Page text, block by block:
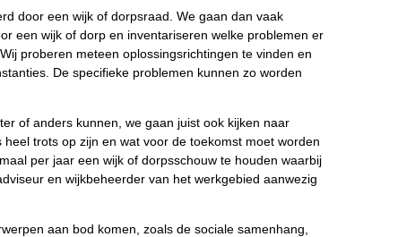
door een wijk of dorpsraad. We gaan dan vaak
een wijk of dorp en inventariseren welke problemen er
proberen meteen oplossingsrichtingen te vinden en
De specifieke problemen kunnen zo worden
of anders kunnen, we gaan juist ook kijken naar
trots op zijn en wat voor de toekomst moet worden
per jaar een wijk of dorpsschouw te houden waarbij
en wijkbeheerder van het werkgebied aanwezig
aan bod komen, zoals de sociale samenhang,